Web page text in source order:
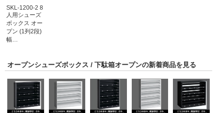
SKL-1200-2 8
人用シューズ
ボックス オー
プン (1列2段)
幅…
オープンシューズボックス / 下駄箱オープンの新着商品を見る